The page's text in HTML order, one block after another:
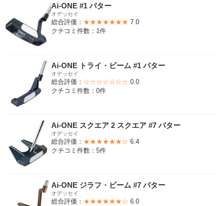
Ai-ONE #1 パター
オデッセイ
総合評価： ★★★★★★★ 7.0
クチコミ件数：1件
Ai-ONE トライ・ビーム #1 パター
オデッセイ
総合評価： ☆☆☆☆☆☆☆ 0.0
クチコミ件数：0件
Ai-ONE スクエア 2 スクエア #7 パター
オデッセイ
総合評価： ★★★★★★☆ 6.4
クチコミ件数：5件
Ai-ONE ジラフ・ビーム #7 パター
オデッセイ
総合評価： ★★★★★★☆ 6.0